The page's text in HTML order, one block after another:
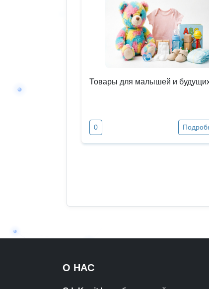
Товары для малышей и
0
О НАС